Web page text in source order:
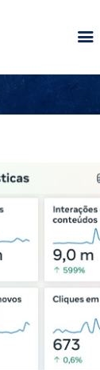
A IGREJA